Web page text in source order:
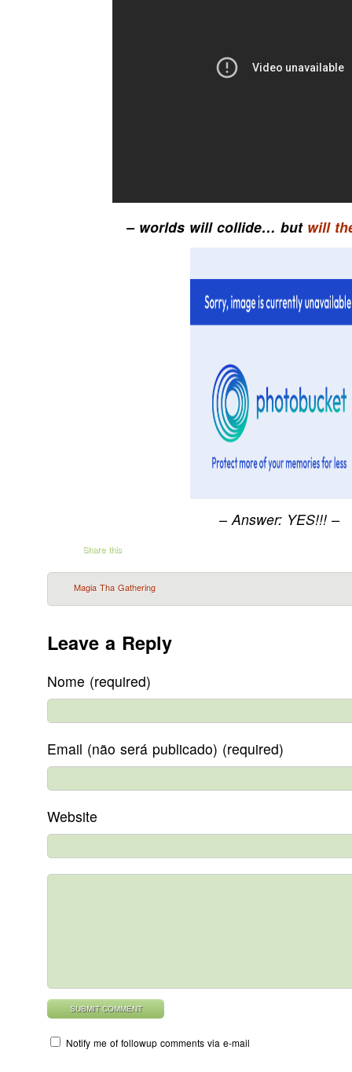
– worlds will collide… but will
– Answer: YES!!! –
Share this
Magia Tha Gathering
Leave a Reply
Nome (required)
Email (não será publicado) (required)
Website
Notify me of followup comments via e-mail